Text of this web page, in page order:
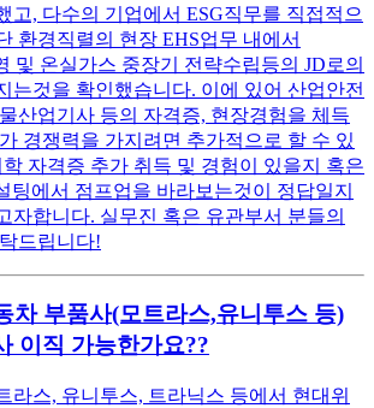
고, 다수의 기업에서 ESG직무를 직접적으
환경직렬의 현장 EHS업무 내에서
및 온실가스 중장기 전략수립등의 JD로의
는것을 확인했습니다. 이에 있어 산업안전
산업기사 등의 자격증, 현장경험을 체득
경쟁력을 가지려면 추가적으로 할 수 있
자격증 추가 취득 및 경험이 있을지 혹은
팅에서 점프업을 바라보는것이 정답일지
자합니다. 실무진 혹은 유관부서 분들의
드립니다!
차 부품사(모트라스,유니투스 등)
이직 가능한가요??
라스, 유니투스, 트라닉스 등에서 현대위